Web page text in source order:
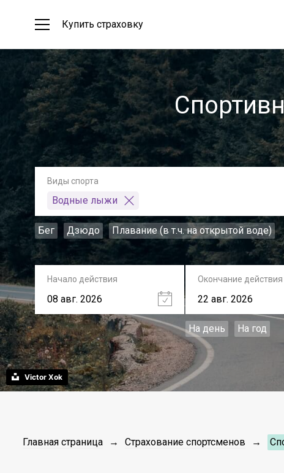
Купить страховку
Victor Xok
Виды спорта
Водные лыжи
Бег Дзюдо Плавание (в т.ч. на открытой воде)
Начало действия Окончание действия
На день На год
Главная страница Страхование спортсменов